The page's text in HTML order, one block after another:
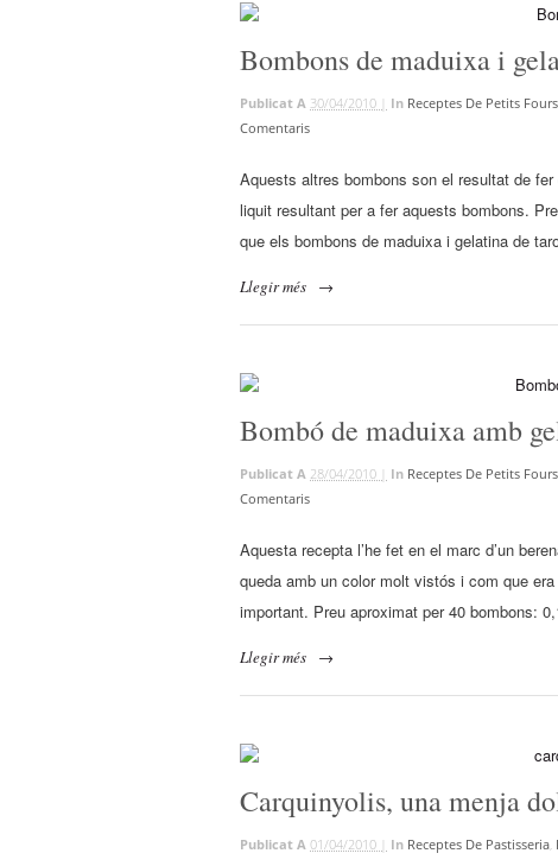
Bombons de maduixa i
Publicat A 30/04/2010 | In Receptes De Petits Fours
Comentaris
Aquests altres bombons son el resultat de
liquit resultant per a fer aquests bombons.
que els bombons de maduixa i gelatina de
Llegir més →
Bombó de maduixa amb
Publicat A 28/04/2010 | In Receptes De Petits Fours
Comentaris
Aquesta recepta l’he fet en el marc d’un
queda amb un color molt vistós i com que
important. Preu aproximat per 40 bombons:
Llegir més →
Carquinyolis, una menja
Publicat A 01/04/2010 | In Receptes De Pastisseria